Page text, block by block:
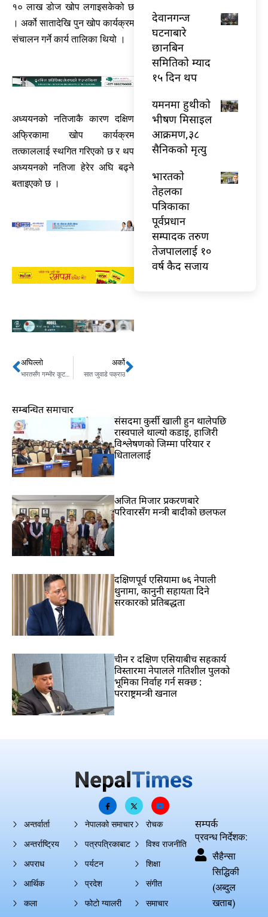
१० लाख डोज खोप लगाइसकेको छ
। अर्को सातादेखि पुन खोप कार्यक्रम
संचालन गर्ने कार्य तालिका थियो ।
अध्ययनको नतिजाकै कारण दक्षिण
अफ्रिकामा खोप कार्यक्रम
तत्काललाई स्थगित गरिएको छ र थप
अध्ययनको नतिजा हेरेर अघि बढ्ने
बताइएको छ ।
Prev
अघिल्लो
भारतसँग गम्भीर कूटनीतिक प्रयास र छलफलबाट सीमा समस्या समाधान गर्नुपर्छ: प्रधानमन्त्री ओली
अर्को
सात जुवाडे पक्राउNext
देवानगन्ज
घटनाबारे
छानबिन
समितिको म्याद
१५ दिन थप
यमनमा हुथीको
भीषण मिसाइल
आक्रमण,३८
सैनिकको मृत्यु
भारतकाे
तेहलका
पत्रिकाका
पूर्वप्रधान
सम्पादक तरुण
तेजपाललाई १०
वर्ष कैद सजाय
सम्बन्धित समाचार
संसदमा कुर्सी खाली हुन थालेपछि
रास्वपाले थाल्यो कडाइ, हाजिरी
विश्लेषणको जिम्मा परियार र
धिताललाई
अजित मिजार प्रकरणबारे
परिवारसँग मन्त्री बादीको छलफल
दक्षिणपूर्व एसियामा ७६ नेपाली
थुनामा, कानुनी सहायता दिने
सरकारको प्रतिबद्धता
चीन र दक्षिण एसियाबीच सहकार्य
विस्तारमा नेपालले गतिशील पुलको
भूमिका निर्वाह गर्न सक्छ :
परराष्ट्रमन्त्री खनाल
अन्तर्वार्ता
अन्तर्राष्ट्रिय
अपराध
आर्थिक
कला
नेपालको समाचार
पत्रपत्रिकाबाट
पर्यटन
प्रदेश
फोटो ग्यालरी
रोचक
विश्व राजनीति
शिक्षा
संगीत
समाचार
सम्पर्क
प्रवन्ध निर्देशक:
सैहैन्सा
सिद्धिकी
(अब्दुल
खताब)